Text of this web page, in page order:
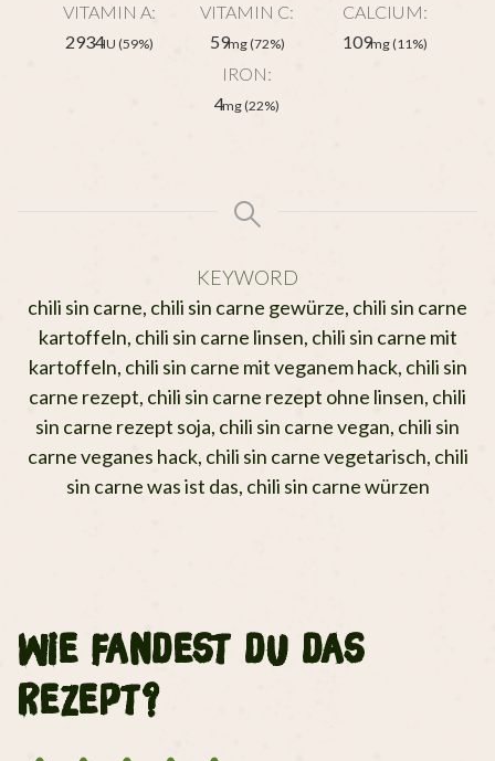
VITAMIN A:
2934IU (59%)
VITAMIN C:
59mg(72%)
CALCIUM:
109mg(11%)
IRON:
4mg(22%)
KEYWORD
chili sin carne, chili sin carne gewürze, chili sin carne
kartoffeln, chili sin carne linsen, chili sin carne mit
kartoffeln, chili sin carne mit veganem hack, chili sin
carne rezept, chili sin carne rezept ohne linsen, chili
sin carne rezept soja, chili sin carne vegan, chili sin
carne veganes hack, chili sin carne vegetarisch, chili
sin carne was ist das, chili sin carne würzen
Wie fandest du das
Rezept?